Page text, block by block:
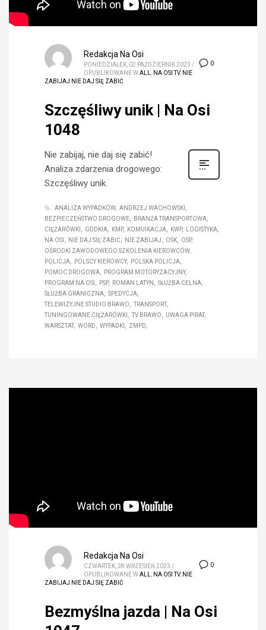
0
Redakcja Na Osi
PONIEDZIAŁEK, 02 PAŹDZIERNIK 2023 /
OPUBLIKOWANE WALL NA OSI TV, NIE
ZABIJAJ NIE DAJ SIĘ ZABIĆ
Szczęśliwy unik | Na Osi
1048
Nie zabijaj, nie daj się zabić!
Analiza zdarzenia drogowego:
Szczęśliwy unik.
ANALIZA WYPADKÓW
ANDRZEJ WACHOWSKI
BEZPIECZEŃSTWO DROGOWE
BRANŻA TRANSPORTOWA
CIĘŻARÓWKI
GDDKIA KMP KOMUIKACJA KWP
LOGISTYKA
NA OSI
NIE DAJ SIĘ ZABIĆ NIE ZABIJAJ OSK
OSP
OŚRODKI ZAWODOWEGO SZKOLENIA KIEROWCÓW
POLICJA
POLSCY KIEROWCY
POLSKA POLICJA
POMOC DROGOWA
PROGRAM MOTORYZACYJNY
PROGRAM NA OSI
PSP ROMAN LATYN
SŁUŻBA CELNA
SŁUŻBA GRANICZNA
SPEDYCJA
TELEWIZYJNE STUDIO BRAWO
TRANSPORT
TUNINGOWANE CIĘŻARÓWKI
TV BRAWO
UWAGA PIRAT
WARSZTAT
WORD WYPADKI ZMPD
0
Redakcja Na Osi
CZWARTEK, 28 WRZESIEŃ 2023 /
OPUBLIKOWANE WALL NA OSI TV, NIE
ZABIJAJ NIE DAJ SIĘ ZABIĆ
Bezmyślna jazda | Na Osi